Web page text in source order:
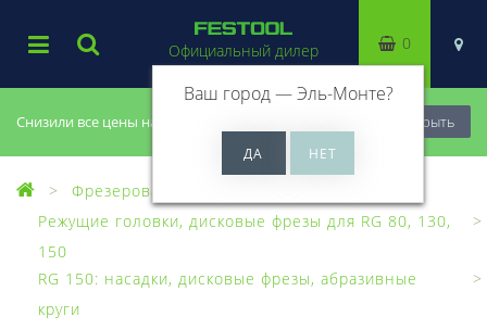
Снизили все цены на 20%, успей купить! Закрыть
Официальный дилер
Ваш город —Эль-Монте?
0
Фрезерование
Режущие головки, дисковые фрезы для RG 80, 130,
150
RG 150: насадки, дисковые фрезы, абразивные
круги